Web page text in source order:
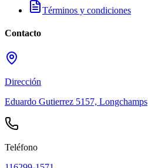
Términos y condiciones
Contacto
Dirección
Eduardo Gutierrez 5157, Longchamps
Teléfono